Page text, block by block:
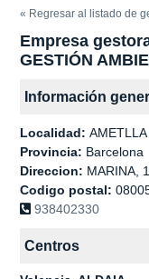
« Regresar al listado de
Empresa
GESTIÓN
Información
Localidad: AMETLLA
Provincia: Barcelona
Direccion: MARINA,
Codigo postal:
938402330
Centros